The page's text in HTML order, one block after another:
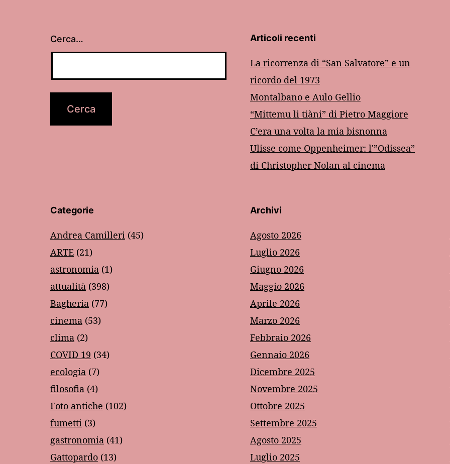
Cerca… Articoli recenti
La ricorrenza di “San Salvatore” e un
ricordo del 1973
Montalbano e Aulo Gellio
“Mittemu li tiàni” di Pietro Maggiore
C’era una volta la mia bisnonna
Ulisse come Oppenheimer: l'”Odissea”
di Christopher Nolan al cinema
Categorie
Andrea Camilleri (45)
ARTE (21)
astronomia (1)
attualità (398)
Bagheria (77)
cinema (53)
clima (2)
COVID 19 (34)
ecologia (7)
filosofia (4)
Foto antiche (102)
fumetti (3)
gastronomia (41)
Gattopardo (13)
Archivi
Agosto 2026
Luglio 2026
Giugno 2026
Maggio 2026
Aprile 2026
Marzo 2026
Febbraio 2026
Gennaio 2026
Dicembre 2025
Novembre 2025
Ottobre 2025
Settembre 2025
Agosto 2025
Luglio 2025